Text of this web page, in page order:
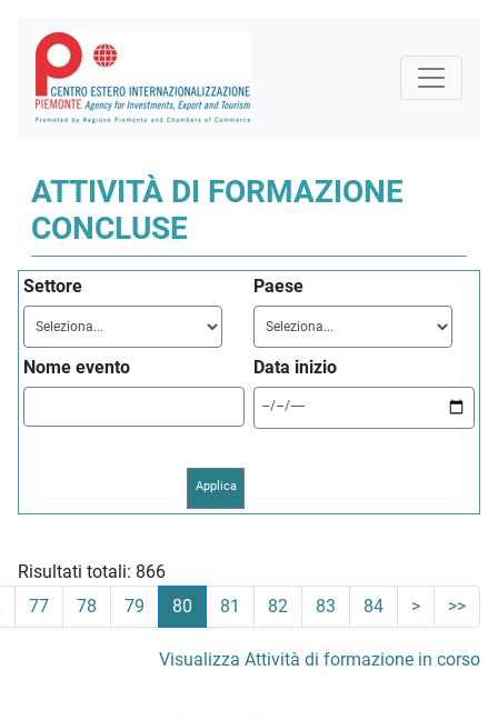
ATTIVITÀ DI FORMAZIONE
CONCLUSE
Settore Paese
Nome evento Data inizio
Risultati totali: 866
77 78 79 80 81 82 83 84 > >>
Visualizza Attività di formazione in corso